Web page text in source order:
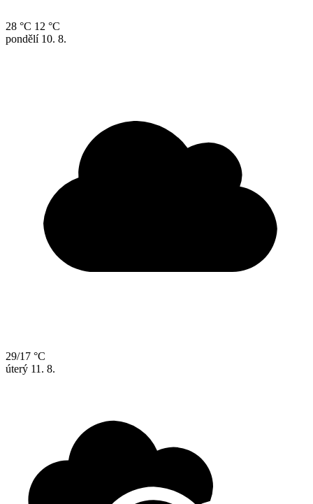
28 °C 12 °C
pondělí 10. 8.
29/17 °C
úterý 11. 8.